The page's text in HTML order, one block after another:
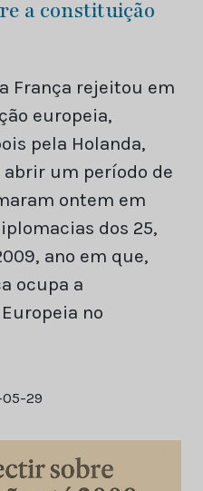
a constituição
França rejeitou em
europeia,
pela Holanda,
um período de
ontem em
dos 25,
ano em que,
ocupa a
no
05-29